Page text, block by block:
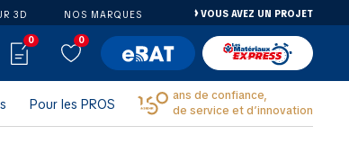
3D NOS MARQUES VOUS AVEZ UN PROJET
0 0
Pour les PROS
ans de confiance,
de service et d’innovation